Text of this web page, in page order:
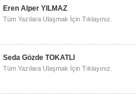
Eren Alper YILMAZ
Tüm Yazılara Ulaşmak İçin Tıklayınız.
Seda Gözde TOKATLI
Tüm Yazılara Ulaşmak İçin Tıklayınız.